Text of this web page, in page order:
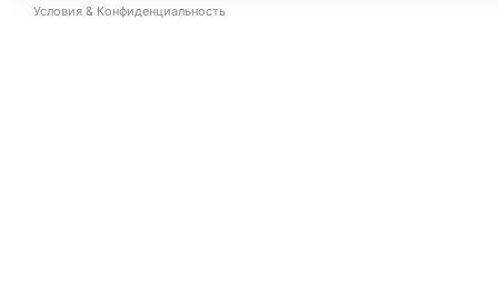
Условия & Конфиденциальность